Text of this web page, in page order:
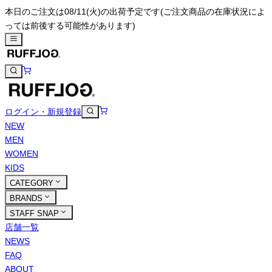
本日のご注文は08/11(火)の出荷予定です(ご注文商品の在庫状況によ
っては前後する可能性があります)
ログイン・新規登録
NEW
MEN
WOMEN
KIDS
CATEGORY
BRANDS
STAFF SNAP
店舗一覧
NEWS
FAQ
ABOUT